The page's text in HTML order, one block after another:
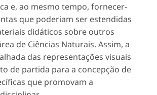
e, ao mesmo tempo, fornecer-
que poderiam ser estendidas
didáticos sobre outros
de Ciências Naturais. Assim, a
das representações visuais
de partida para a concepção de
que promovam a